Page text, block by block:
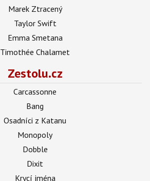
Marek Ztracený
Taylor Swift
Emma Smetana
Timothée Chalamet
Zestolu.cz
Carcassonne
Bang
Osadníci z Katanu
Monopoly
Dobble
Dixit
Krycí jména